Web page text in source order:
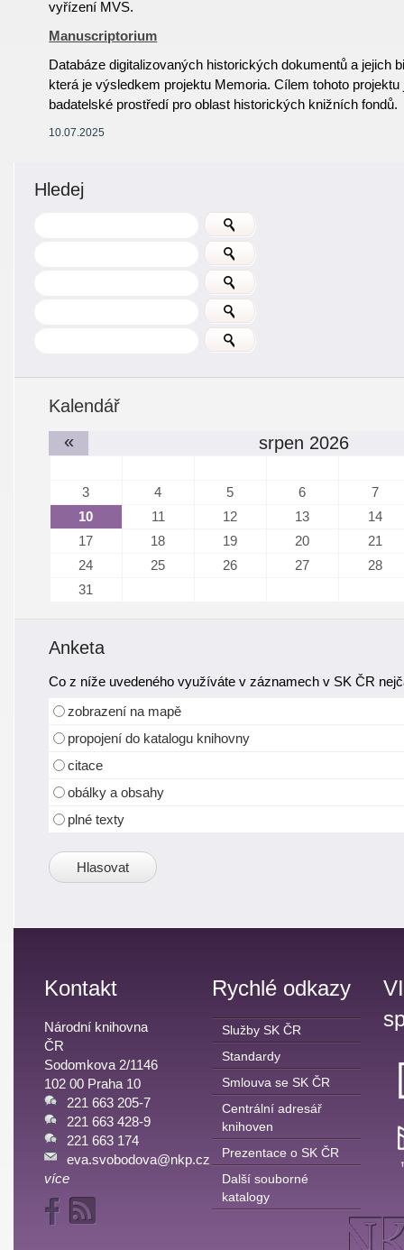
vyřízení MVS.
Manuscriptorium
Databáze digitalizovaných historických dokumentů a jejich
která je výsledkem projektu Memoria. Cílem tohoto
badatelské prostředí pro oblast historických knižních fondů.
10.07.2025
Hledej
Kalendář
«
srpen 2026
3 4 5 6
7
10
11 12 13
14
17
18 19 20
21
24
25 26 27
28
31
Anketa
Co z níže uvedeného využíváte v záznamech v SK ČR
zobrazení na mapě
propojení do katalogu knihovny
citace
obálky a obsahy
plné texty
Kontakt
Národní knihovna
ČR
Sodomkova 2/1146
102 00 Praha 10
221 663 205-7
221 663 428-9
221 663 174
eva.svobodova@nkp.cz
více
Rychlé odkazy
Služby SK ČR
Standardy
Smlouva se SK ČR
Centrální adresář
knihoven
Prezentace o SK ČR
Další souborné
katalogy